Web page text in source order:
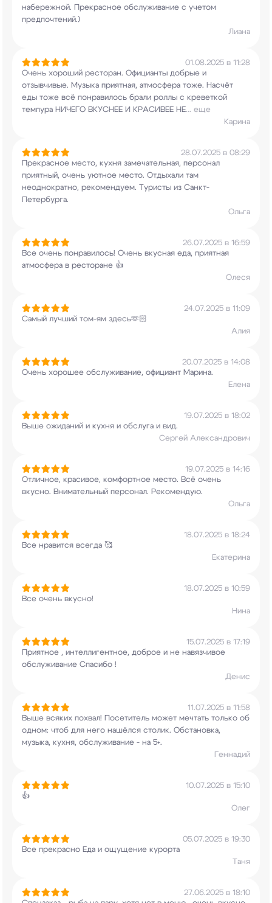
набережной. Прекрасное обслуживание с учетом
предпочтений.)
Лиана
01.08.2025 в 11:28
Очень хороший ресторан. Официанты добрые и
отзывчивые. Музыка приятная, атмосфера тоже. Насчёт
еды тоже всё понравилось брали роллы с креветкой
темпура НИЧЕГО ВКУСНЕЕ И КРАСИВЕЕ НЕ... еще
Карина
28.07.2025 в 08:29
Прекрасное место, кухня замечательная, персонал
приятный, очень уютное место. Отдыхали там
неоднократно, рекомендуем. Туристы из Санкт-
Петербурга.
Ольга
26.07.2025 в 16:59
Все очень понравилось! Очень вкусная еда, приятная
атмосфера в ресторане 👍
Олеся
24.07.2025 в 11:09
Самый лучший том-ям здесь🫶🏻
Алия
20.07.2025 в 14:08
Очень хорошее обслуживание, официант Марина.
Елена
19.07.2025 в 18:02
Выше ожиданий и кухня и обслуга и вид.
Сергей Александрович
19.07.2025 в 14:16
Отличное, красивое, комфортное место. Всё очень
вкусно. Внимательный персонал. Рекомендую.
Ольга
18.07.2025 в 18:24
Все нравится всегда 🥰
Екатерина
18.07.2025 в 10:59
Все очень вкусно!
Нина
15.07.2025 в 17:19
Приятное , интеллигентное, доброе и не навязчивое
обслуживание Спасибо !
Денис
11.07.2025 в 11:58
Выше всяких похвал! Посетитель может мечтать только об
одном: чтоб для него нашёлся столик. Обстановка,
музыка, кухня, обслуживание - на 5+.
Геннадий
10.07.2025 в 15:10
👍
Олег
05.07.2025 в 19:30
Все прекрасно Еда и ощущение курорта
Таня
27.06.2025 в 18:10